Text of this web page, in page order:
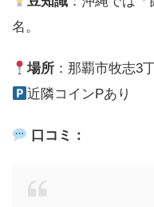
名。
場所 ：那覇市牧志3
近隣コインPあり
口コミ：